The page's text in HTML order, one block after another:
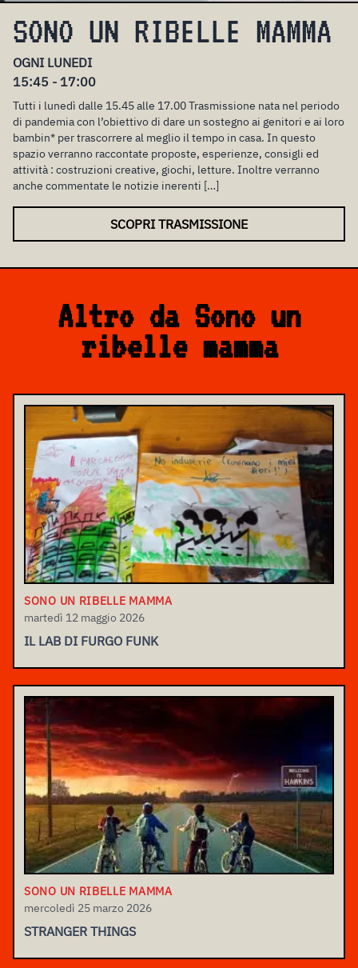
SONO UN RIBELLE MAMMA
OGNI LUNEDI
15:45 - 17:00
Tutti i lunedì dalle 15.45 alle 17.00 Trasmissione nata nel periodo
di pandemia con l’obiettivo di dare un sostegno ai genitori e ai loro
bambin* per trascorrere al meglio il tempo in casa. In questo
spazio verranno raccontate proposte, esperienze, consigli ed
attività : costruzioni creative, giochi, letture. Inoltre verranno
anche commentate le notizie inerenti […]
SCOPRI TRASMISSIONE
Altro da Sono un
ribelle mamma
SONO UN RIBELLE MAMMA
martedì 12 maggio 2026
IL LAB DI FURGO FUNK
SONO UN RIBELLE MAMMA
mercoledì 25 marzo 2026
STRANGER THINGS